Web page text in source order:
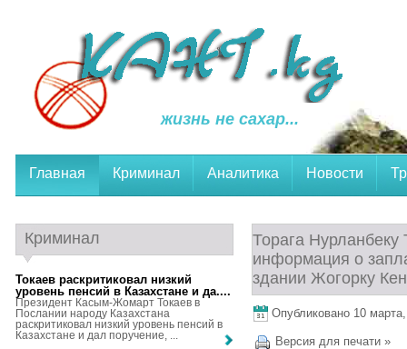
жизнь не сахар...
Главная Криминал Аналитика Новости
Торага Нурланбеку
информация о
здании Жогорку
Опубликовано 10
Версия для печати »
Криминал
Токаев раскритиковал низкий
уровень пенсий в Казахстане и да....
Президент Касым-Жомарт Токаев в
Послании народу Казахстана
раскритиковал низкий уровень пенсий в
Казахстане и дал поручение, ...